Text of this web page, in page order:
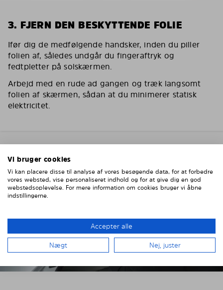
3. FJERN DEN BESKYTTENDE FOLIE
Ifør dig de medfølgende handsker, inden du piller
folien af, således undgår du fingeraftryk og
fedtpletter på solskærmen.
Arbejd med en rude ad gangen og træk langsomt
folien af skærmen, sådan at du minimerer statisk
elektricitet.
Vi bruger cookies
Vi kan placere disse til analyse af vores besøgende data, for at forbedre
vores websted, vise personaliseret indhold og for at give dig en god
webstedsoplevelse. For mere information om cookies bruger vi åbne
indstillingerne.
Accepter alle
Nægt Nej, juster